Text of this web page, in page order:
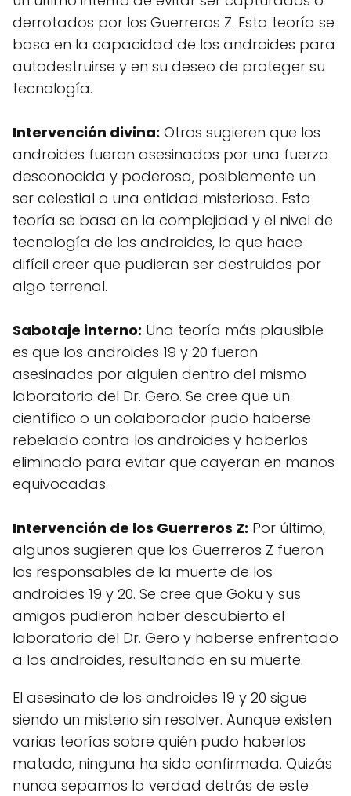
derrotados por los Guerreros Z. Esta teoría se
basa en la capacidad de los androides para
autodestruirse y en su deseo de proteger su
tecnología.
Intervención divina: Otros sugieren que los
androides fueron asesinados por una fuerza
desconocida y poderosa, posiblemente un
ser celestial o una entidad misteriosa. Esta
teoría se basa en la complejidad y el nivel de
tecnología de los androides, lo que hace
difícil creer que pudieran ser destruidos por
algo terrenal.
Sabotaje interno: Una teoría más plausible
es que los androides 19 y 20 fueron
asesinados por alguien dentro del mismo
laboratorio del Dr. Gero. Se cree que un
científico o un colaborador pudo haberse
rebelado contra los androides y haberlos
eliminado para evitar que cayeran en manos
equivocadas.
Intervención de los Guerreros Z: Por último,
algunos sugieren que los Guerreros Z fueron
los responsables de la muerte de los
androides 19 y 20. Se cree que Goku y sus
amigos pudieron haber descubierto el
laboratorio del Dr. Gero y haberse enfrentado
a los androides, resultando en su muerte.
El asesinato de los androides 19 y 20 sigue
siendo un misterio sin resolver. Aunque existen
varias teorías sobre quién pudo haberlos
matado, ninguna ha sido confirmada. Quizás
nunca sepamos la verdad detrás de este